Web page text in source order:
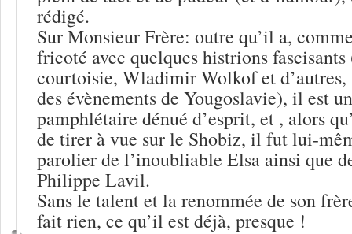
rédigé.
Sur Monsieur Frère: outre qu’il a,
fricoté avec quelques histrions
courtoisie, Wladimir Wolkof et d’autres,
des évènements de Yougoslavie), il est
pamphlétaire dénué d’esprit, et , alors
de tirer à vue sur le Shobiz, il fut lui-
parolier de l’inoubliable Elsa ainsi que
Philippe Lavil.
Sans le talent et la renommée de son
fait rien, ce qu’il est déjà, presque !